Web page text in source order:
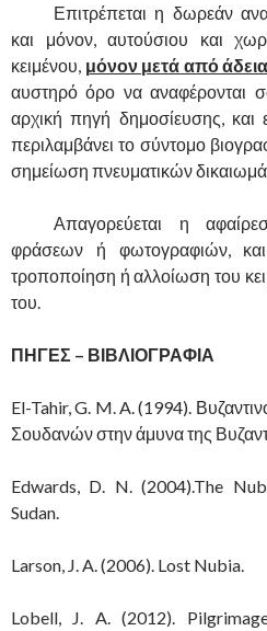
Επιτρέπεται η δωρεάν
και μόνον, αυτούσιου και
κειμένου, μόνον μετά από
αυστηρό όρο να αναφέρονται
αρχική πηγή δημοσίευσης,
περιλαμβάνει το σύντομο
σημείωση πνευματικών
Απαγορεύεται η
φράσεων ή φωτογραφιών,
τροποποίηση ή αλλοίωση του
του.
ΠΗΓΕΣ – ΒΙΒΛΙΟΓΡΑΦΙΑ
El-Tahir, G. M. A. (1994).
Σουδανών στην άμυνα της
Edwards, D. N. (2004).The
Sudan.
Larson, J. A. (2006). Lost Nubia.
Lobell, J. A. (2012).